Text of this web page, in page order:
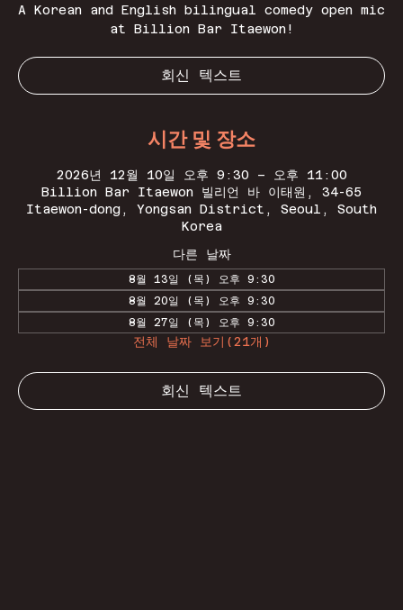
A Korean and English bilingual comedy open mic
at Billion Bar Itaewon!
회신 텍스트
시간 및 장소
2026년 12월 10일 오후 9:30 – 오후 11:00
Billion Bar Itaewon 빌리언 바 이태원, 34-65
Itaewon-dong, Yongsan District, Seoul, South
Korea
다른 날짜
8월 13일 (목) 오후 9:30
8월 20일 (목) 오후 9:30
8월 27일 (목) 오후 9:30
전체 날짜 보기(21개)
회신 텍스트